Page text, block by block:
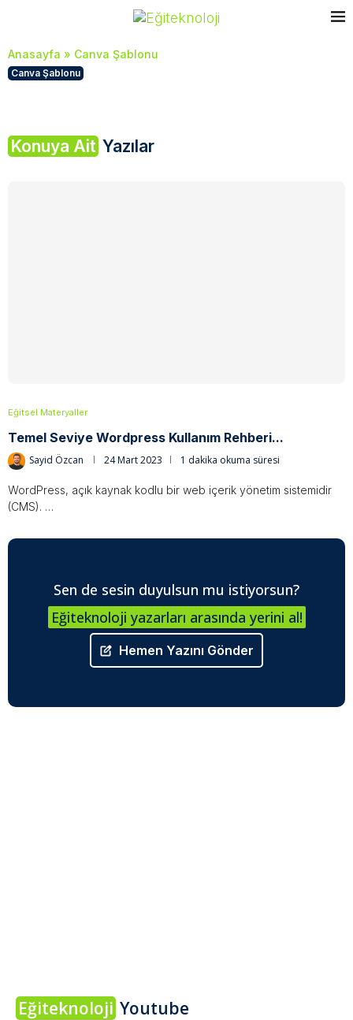
Anasayfa » Canva Şablonu
Canva Şablonu
Konuya Ait Yazılar
Eğitsel Materyaller
Temel Seviye Wordpress Kullanım Rehberi...
Sayid Özcan 24 Mart 2023 1 dakika okuma süresi
WordPress, açık kaynak kodlu bir web içerik yönetim sistemidir
(CMS). …
Sen de sesin duyulsun mu istiyorsun?
Eğiteknoloji yazarları arasında yerini al!
Hemen Yazını Gönder
Eğiteknoloji Youtube